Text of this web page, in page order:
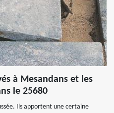
à Mesandans et les
le 25680
Ils apportent une certaine